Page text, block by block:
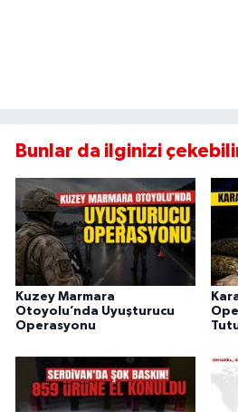
Bunlar da ilginizi
Kuzey Marmara
Otoyolu’nda Uyuşturucu
Operasyonu